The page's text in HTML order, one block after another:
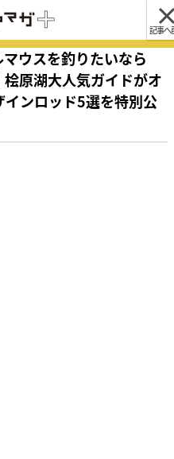
記事へ
ウスを釣りたいなら
桧原湖大人気ガイドがオ
ンロッド5選を特別公